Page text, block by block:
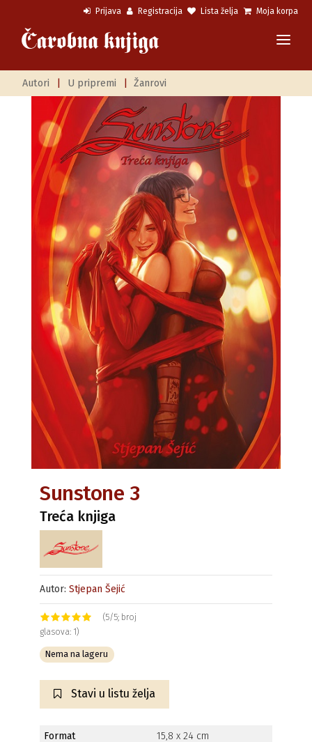
Prijava Registracija Lista želja Moja korpa
Autori U pripremi Žanrovi
Sunstone 3
Treća knjiga
Autor: Stjepan Šejić
(5/5; broj
glasova: 1)
Nema na lageru
Stavi u listu želja
Format
15,8 x 24 cm